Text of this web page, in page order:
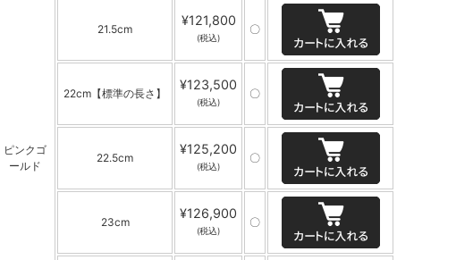
ピンクゴ
ールド
21.5cm
¥121,800
(税込)
〇
22cm【標準の長さ】
¥123,500
(税込)
〇
22.5cm
¥125,200
(税込)
〇
23cm
¥126,900
(税込)
〇